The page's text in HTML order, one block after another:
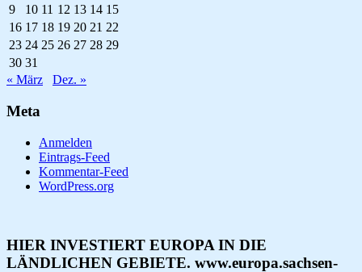
9
10 11 12 13 14 15
16 17 18 19 20 21 22
23 24 25 26 27 28 29
30 31
« März
Dez. »
Meta
Anmelden
Eintrags-Feed
Kommentar-Feed
WordPress.org
HIER INVESTIERT EUROPA IN DIE
LÄNDLICHEN GEBIETE. www.europa.sachsen-